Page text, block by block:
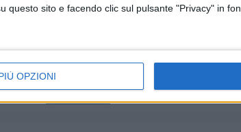
questo sito e facendo clic sul pulsante "Privacy" in
OPZIONI
e
nomina di Angeletti
la squadra di governo della
città»